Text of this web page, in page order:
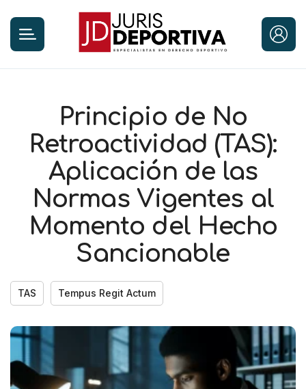
Principio de No
Retroactividad (TAS):
Aplicación de las
Normas Vigentes al
Momento del Hecho
Sancionable
TAS Tempus Regit Actum